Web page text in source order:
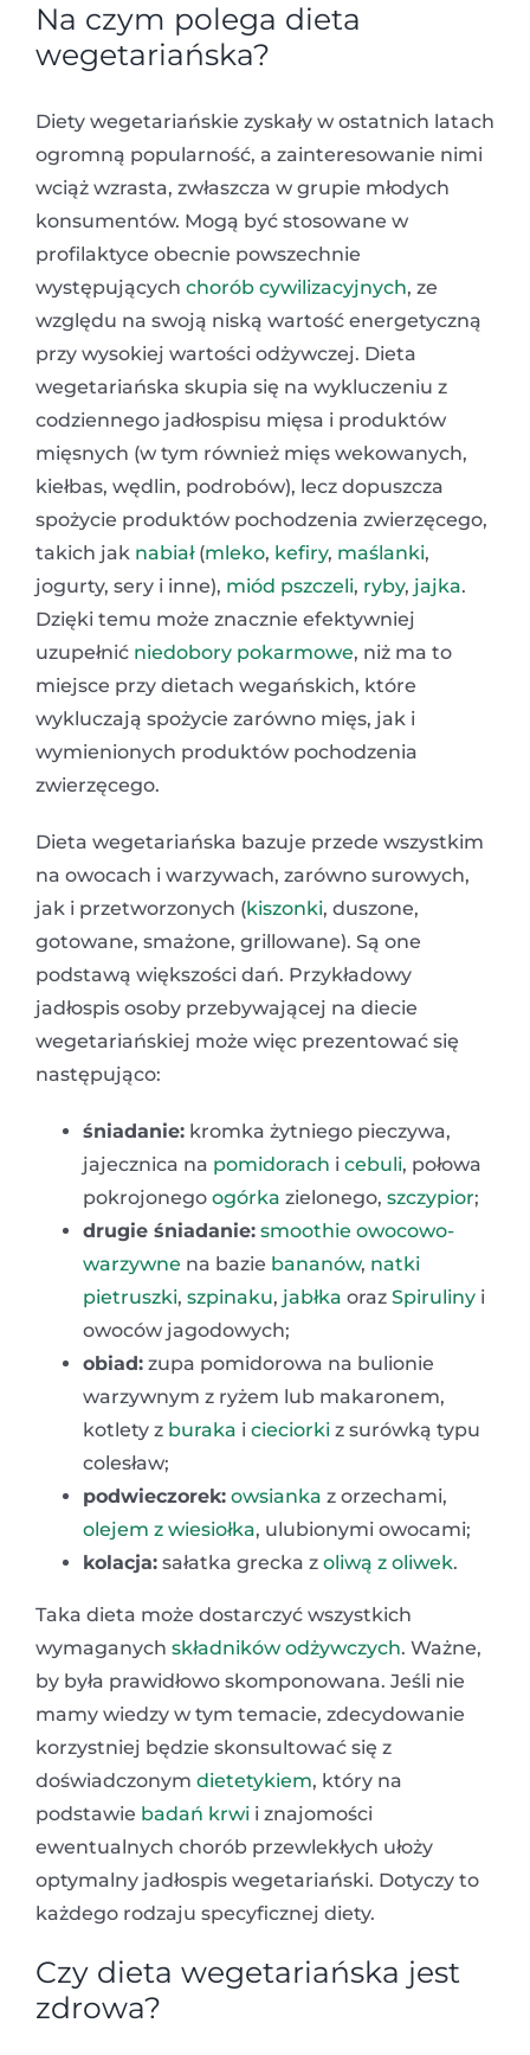
Na czym polega dieta
wegetariańska?
Diety wegetariańskie zyskały w ostatnich latach
ogromną popularność, a zainteresowanie nimi
wciąż wzrasta, zwłaszcza w grupie młodych
konsumentów. Mogą być stosowane w
profilaktyce obecnie powszechnie
występujących chorób cywilizacyjnych, ze
względu na swoją niską wartość energetyczną
przy wysokiej wartości odżywczej. Dieta
wegetariańska skupia się na wykluczeniu z
codziennego jadłospisu mięsa i produktów
mięsnych (w tym również mięs wekowanych,
kiełbas, wędlin, podrobów), lecz dopuszcza
spożycie produktów pochodzenia zwierzęcego,
takich jak nabiał(mleko, kefiry, maślanki,
jogurty, sery i inne), miód pszczeli, ryby, jajka.
Dzięki temu może znacznie efektywniej
uzupełnić niedobory pokarmowe, niż ma to
miejsce przy dietach wegańskich, które
wykluczają spożycie zarówno mięs, jak i
wymienionych produktów pochodzenia
zwierzęcego.
Dieta wegetariańska bazuje przede wszystkim
na owocach i warzywach, zarówno surowych,
jak i przetworzonych (kiszonki, duszone,
gotowane, smażone, grillowane). Są one
podstawą większości dań. Przykładowy
jadłospis osoby przebywającej na diecie
wegetariańskiej może więc prezentować się
następująco:
śniadanie: kromka żytniego pieczywa,
jajecznica na pomidorach i cebuli, połowa
pokrojonego ogórka zielonego, szczypior;
drugie śniadanie: smoothie owocowo-
warzywne na bazie bananów, natki
pietruszki, szpinaku, jabłka oraz Spiruliny i
owoców jagodowych;
obiad: zupa pomidorowa na bulionie
warzywnym z ryżem lub makaronem,
kotlety z buraka i cieciorki z surówką typu
colesław;
podwieczorek: owsianka z orzechami,
olejem z wiesiołka, ulubionymi owocami;
kolacja: sałatka grecka z oliwą z oliwek.
Taka dieta może dostarczyć wszystkich
wymaganych składników odżywczych. Ważne,
by była prawidłowo skomponowana. Jeśli nie
mamy wiedzy w tym temacie, zdecydowanie
korzystniej będzie skonsultować się z
doświadczonym dietetykiem, który na
podstawie badań krwi i znajomości
ewentualnych chorób przewlekłych ułoży
optymalny jadłospis wegetariański. Dotyczy to
każdego rodzaju specyficznej diety.
Czy dieta wegetariańska jest
zdrowa?